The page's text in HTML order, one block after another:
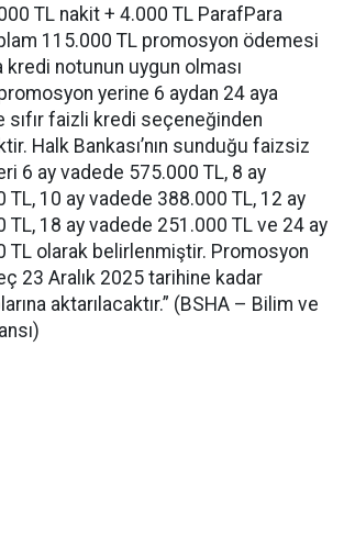
TL nakit + 4.000 TL ParafPara
115.000 TL promosyon ödemesi
kredi notunun uygun olması
yerine 6 aydan 24 aya
sıfır faizli kredi seçeneğinden
Halk Bankası’nın sunduğu faizsiz
6 ay vadede 575.000 TL, 8 ay
10 ay vadede 388.000 TL, 12 ay
TL, 18 ay vadede 251.000 TL ve 24 ay
TL olarak belirlenmiştir. Promosyon
23 Aralık 2025 tarihine kadar
aktarılacaktır.” (BSHA – Bilim ve